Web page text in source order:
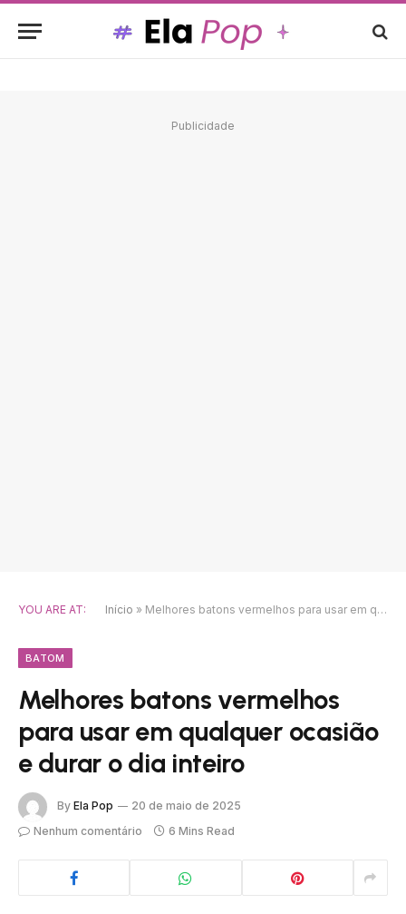
Publicidade
YOU ARE AT: Início » Melhores batons vermelhos para usar em qualquer ocasião e durar o dia inteiro
BATOM
Melhores batons vermelhos
para usar em qualquer ocasião
e durar o dia inteiro
By Ela Pop
20 de maio de 2025
Nenhum comentário
6 Mins Read